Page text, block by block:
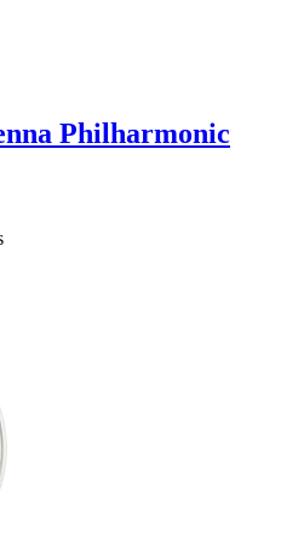
Philharmonic